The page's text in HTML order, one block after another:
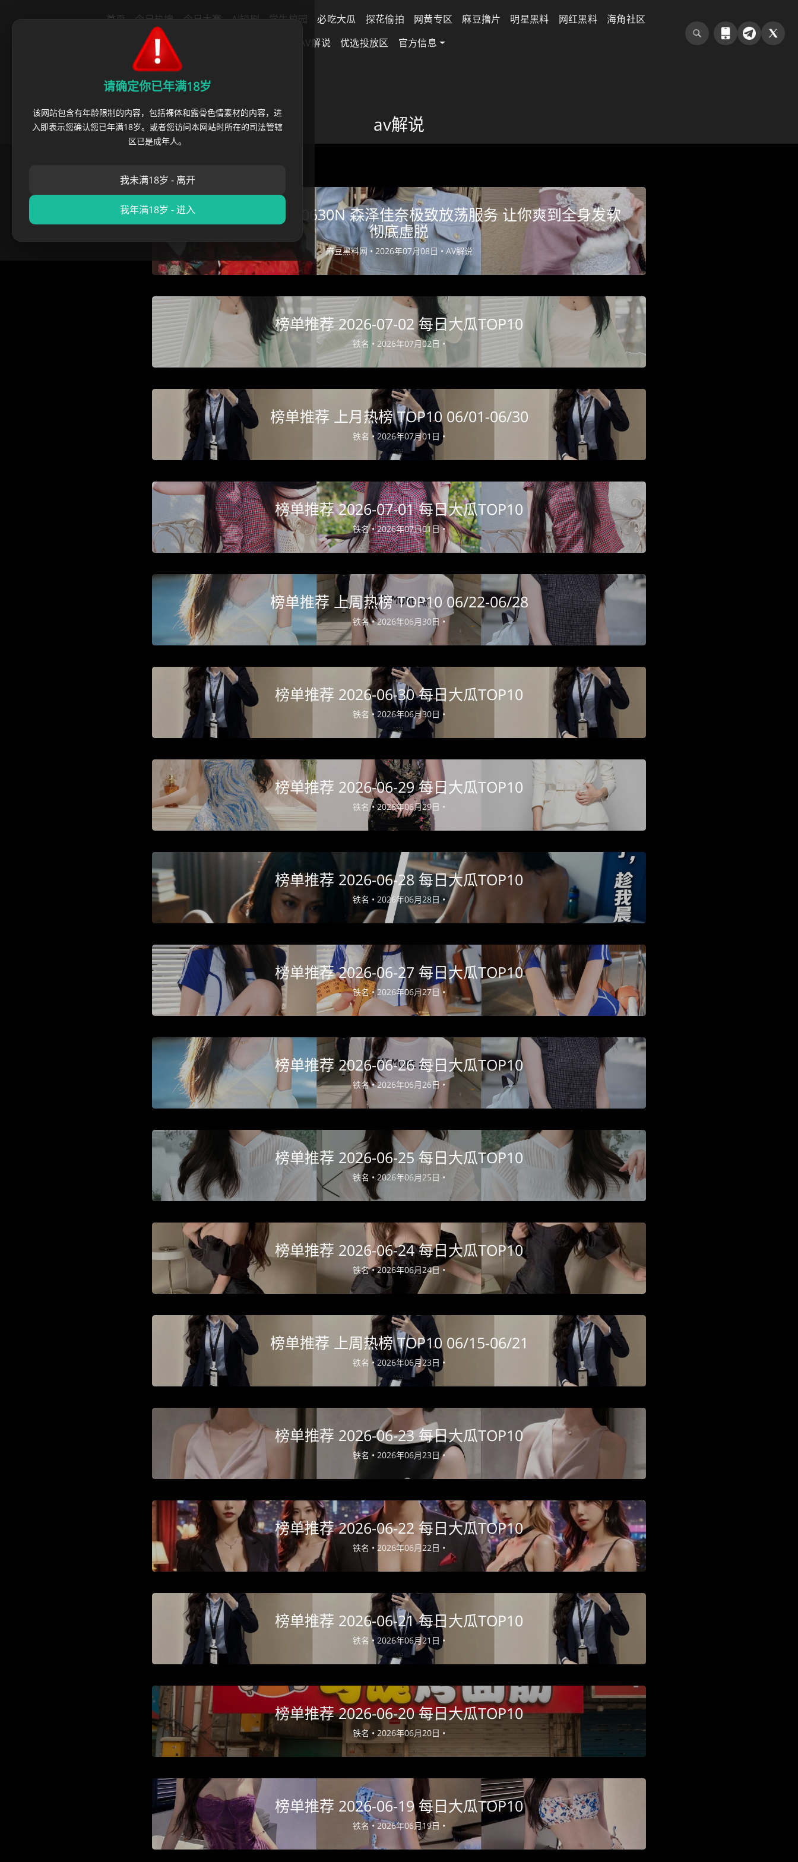
首页 今日热搜 今日大赛 AI短剧 学生校园 必吃大瓜 探花偷拍 网黄专区 麻豆撸片 明星黑料 网红黑料
海角社区
里番动漫
绿帽社区 AV解说 优选投放区 官方信息
av解说
水果派解AV解说260630N 森泽佳奈极致放荡服务 让你爽到全身发软
彻底虚脱
麻豆黑料网 • 2026年07月08日 • AV解说
榜单推荐 2026-07-02 每日大瓜TOP10
铁名 • 2026年07月02日 •
榜单推荐 上月热榜 TOP10 06/01-06/30
铁名 • 2026年07月01日 •
榜单推荐 2026-07-01 每日大瓜TOP10
铁名 •2026年07月01日 •
榜单推荐 上周热榜 TOP10 06/22-06/28
铁名 •2026年06月30日 •
榜单推荐 2026-06-30 每日大瓜TOP10
铁名 • 2026年06月30日 •
榜单推荐 2026-06-29 每日大瓜TOP10
铁名 •2026年06月29日 •
榜单推荐 2026-06-28 每日大瓜TOP10
铁名 • 2026年06月28日 •
榜单推荐 2026-06-27 每日大瓜TOP10
铁名 •2026年06月27日 •
榜单推荐 2026-06-26 每日大瓜TOP10
铁名 •2026年06月26日 •
榜单推荐 2026-06-25 每日大瓜TOP10
铁名 • 2026年06月25日 •
榜单推荐 2026-06-24 每日大瓜TOP10
铁名 •2026年06月24日 •
榜单推荐 上周热榜 TOP10 06/15-06/21
铁名 • 2026年06月23日 •
榜单推荐 2026-06-23 每日大瓜TOP10
铁名 • 2026年06月23日 •
榜单推荐 2026-06-22 每日大瓜TOP10
铁名 • 2026年06月22日 •
榜单推荐 2026-06-21 每日大瓜TOP10
铁名 • 2026年06月21日 •
榜单推荐 2026-06-20 每日大瓜TOP10
铁名 • 2026年06月20日 •
榜单推荐 2026-06-19 每日大瓜TOP10
铁名 • 2026年06月19日 •
请确定你已年满18岁
该网站包含有年龄限制的内容，包括裸体和露骨色情素材的内容，进
入即表示您确认您已年满18岁。或者您访问本网站时所在的司法管辖
区已是成年人。
我未满18岁 - 离开
我年满18岁 - 进入